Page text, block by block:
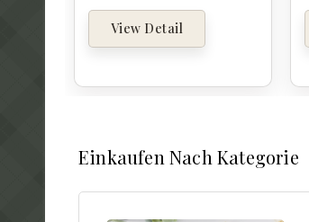
View Detail
Einkaufen Nach Kategorie